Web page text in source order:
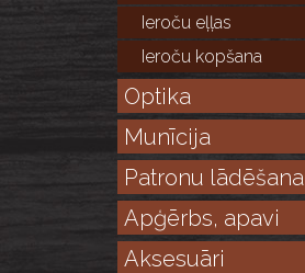
Ieroču eļļas
Ieroču kopšana
Optika
Munīcija
Patronu lādēšana
Apģērbs, apavi
Aksesuāri